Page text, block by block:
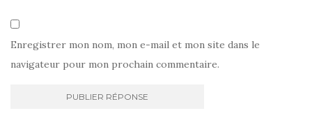
Enregistrer mon nom, mon e-mail et mon site dans le
navigateur pour mon prochain commentaire.